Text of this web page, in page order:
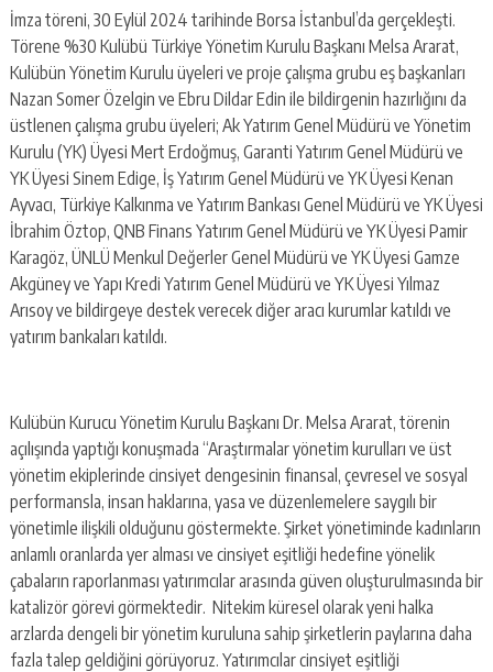
İmza töreni, 30 Eylül 2024 tarihinde Borsa İstanbul’da gerçekleşti.
Törene %30 Kulübü Türkiye Yönetim Kurulu Başkanı Melsa Ararat,
Kulübün Yönetim Kurulu üyeleri ve proje çalışma grubu eş başkanları
Nazan Somer Özelgin ve Ebru Dildar Edin ile bildirgenin hazırlığını da
üstlenen çalışma grubu üyeleri; Ak Yatırım Genel Müdürü ve Yönetim
Kurulu (YK) Üyesi Mert Erdoğmuş, Garanti Yatırım Genel Müdürü ve
YK Üyesi Sinem Edige, İş Yatırım Genel Müdürü ve YK Üyesi Kenan
Ayvacı, Türkiye Kalkınma ve Yatırım Bankası Genel Müdürü ve YK Üyesi
İbrahim Öztop, QNB Finans Yatırım Genel Müdürü ve YK Üyesi Pamir
Karagöz, ÜNLÜ Menkul Değerler Genel Müdürü ve YK Üyesi Gamze
Akgüney ve Yapı Kredi Yatırım Genel Müdürü ve YK Üyesi Yılmaz
Arısoy ve bildirgeye destek verecek diğer aracı kurumlar katıldı ve
yatırım bankaları katıldı.
Kulübün Kurucu Yönetim Kurulu Başkanı Dr. Melsa Ararat, törenin
açılışında yaptığı konuşmada “Araştırmalar yönetim kurulları ve üst
yönetim ekiplerinde cinsiyet dengesinin finansal, çevresel ve sosyal
performansla, insan haklarına, yasa ve düzenlemelere saygılı bir
yönetimle ilişkili olduğunu göstermekte. Şirket yönetiminde kadınların
anlamlı oranlarda yer alması ve cinsiyet eşitliği hedefine yönelik
çabaların raporlanması yatırımcılar arasında güven oluşturulmasında bir
katalizör görevi görmektedir. Nitekim küresel olarak yeni halka
arzlarda dengeli bir yönetim kuruluna sahip şirketlerin paylarına daha
fazla talep geldiğini görüyoruz. Yatırımcılar cinsiyet eşitliği